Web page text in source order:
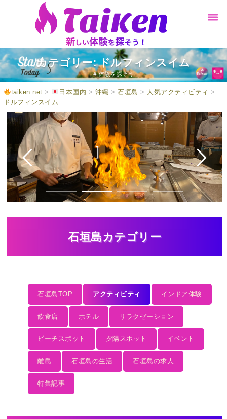
カテゴリー: ドルフィンスイム
# 体験を探そう
taiken.net > 日本国内 > 沖縄 >石垣島 > 人気アクティビティ >
ドルフィンスイム
EAT
石垣島カテゴリー
石垣島TOP アクティビティ インドア体験
飲食店 ホテル リラクゼーション
ビーチスポット 夕陽スポット イベント
離島 石垣島の生活 石垣島の求人
特集記事